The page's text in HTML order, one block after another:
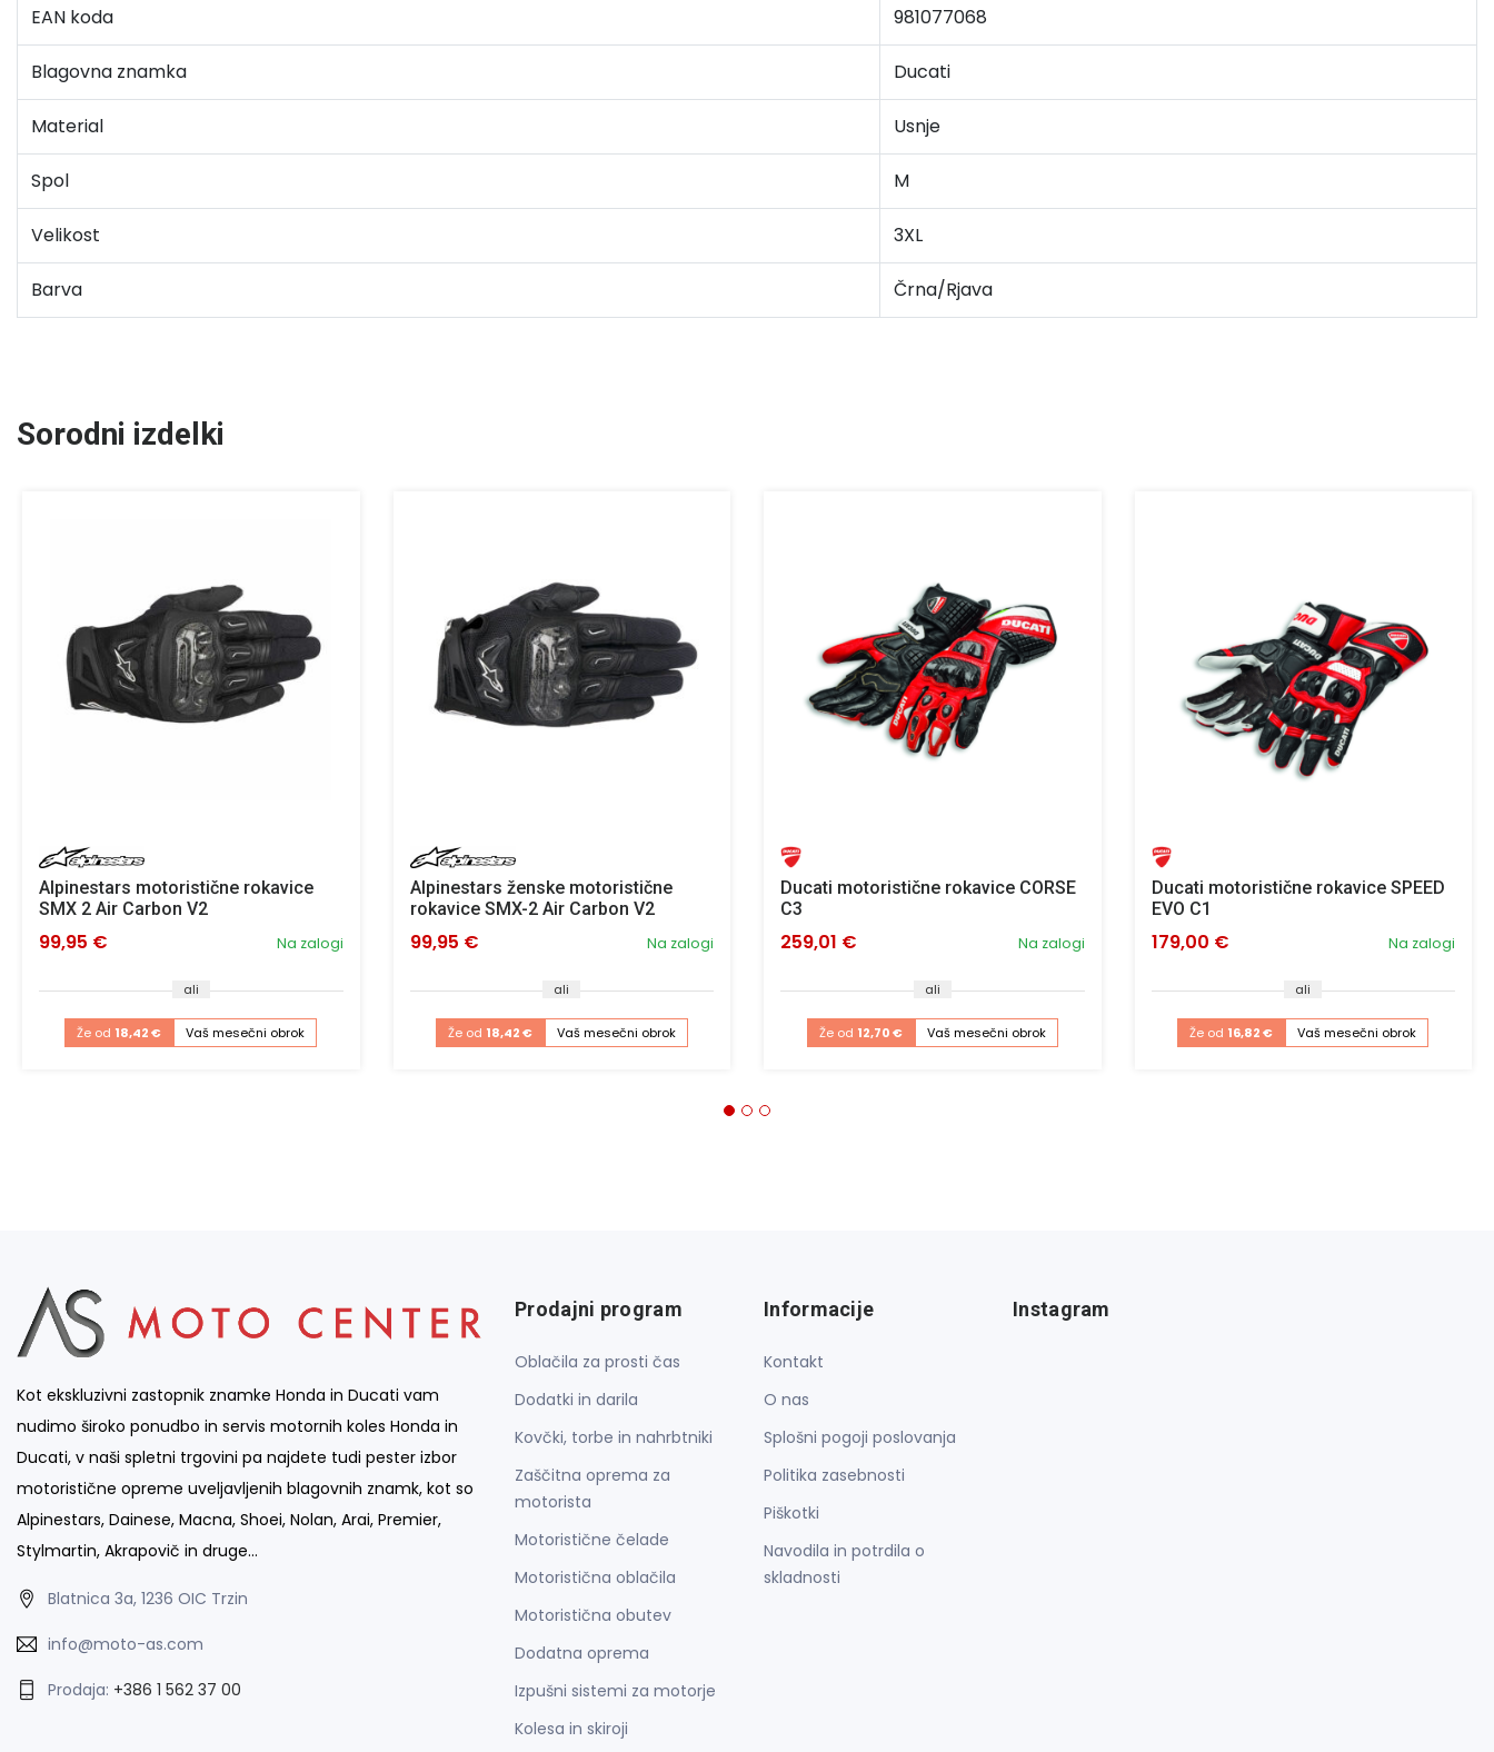
EAN koda 981077068
Blagovna znamka Ducati
Material Usnje
Spol M
Velikost 3XL
Barva Črna/Rjava
Sorodni izdelki
Alpinestars motoristične rokavice
SMX 2 Air Carbon V2
Na zalogi
99,95 €
ali
Že od 18,42 € Vaš mesečni obrok
Alpinestars ženske motoristične
rokavice SMX-2 Air Carbon V2
Na zalogi
99,95 €
ali
Že od 18,42 € Vaš mesečni obrok
Ducati motoristične rokavice CORSE
C3
Na zalogi
259,01 €
ali
Že od 12,70 € Vaš mesečni obrok
Ducati motoristične rokavice SPEED
EVO C1
Na zalogi
179,00 €
ali
Že od 16,82 € Vaš mesečni obrok
Kot ekskluzivni zastopnik znamke Honda in Ducati vam
nudimo široko ponudbo in servis motornih koles Honda in
Ducati, v naši spletni trgovini pa najdete tudi pester izbor
motoristične opreme uveljavljenih blagovnih znamk, kot so
Alpinestars, Dainese, Macna, Shoei, Nolan, Arai, Premier,
Stylmartin, Akrapovič in druge…
Blatnica 3a, 1236 OIC Trzin
info@moto-as.com
Prodaja: +386 1 562 37 00
Prodajni program
Oblačila za prosti čas
Dodatki in darila
Kovčki, torbe in nahrbtniki
Zaščitna oprema za
motorista
Motoristične čelade
Motoristična oblačila
Motoristična obutev
Dodatna oprema
Izpušni sistemi za motorje
Kolesa in skiroji
Informacije
Kontakt
O nas
Splošni pogoji poslovanja
Politika zasebnosti
Piškotki
Navodila in potrdila o
skladnosti
Instagram